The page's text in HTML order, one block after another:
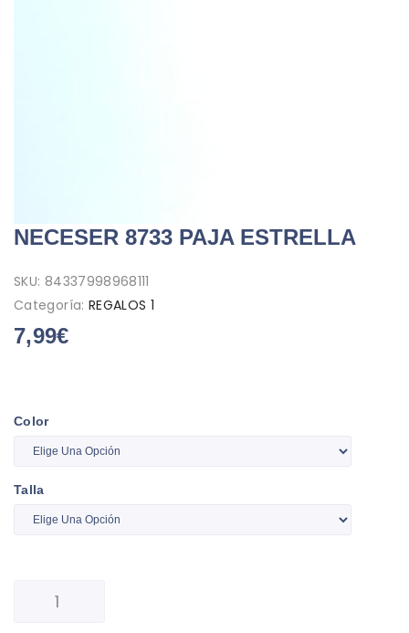
NECESER 8733 PAJA ESTRELLA
SKU: 84337998968111
Categoría: REGALOS 1
7,99€
Color
Talla